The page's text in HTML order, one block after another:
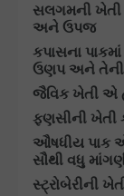
સલગમની ખેતી
અને ઉપજ
કપાસના
ઉણપ અને
જૈવિક ખેતી એ
ફણસીની ખેતી
ઔષધીય પાક
સૌથી વધુ
સ્ટ્રોબેરીની